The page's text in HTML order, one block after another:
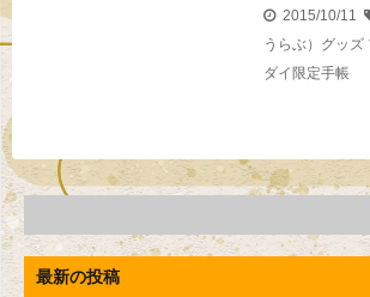
2015/10/11
うらぶ）グッズ
ダイ限定手帳
最新の投稿